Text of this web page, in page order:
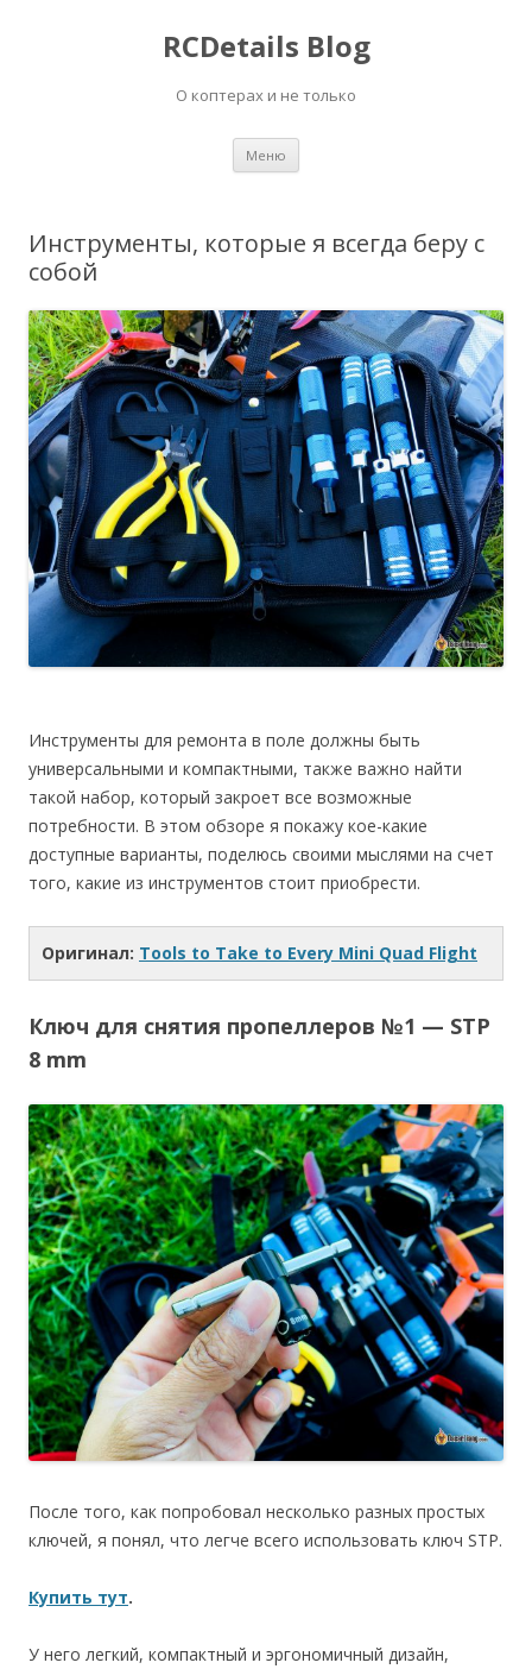
RCDetails Blog
О коптерах и не только
Меню
Инструменты, которые я всегда беру с
собой
Инструменты для ремонта в поле должны быть
универсальными и компактными, также важно найти
такой набор, который закроет все возможные
потребности. В этом обзоре я покажу кое-какие
доступные варианты, поделюсь своими мыслями на счет
того, какие из инструментов стоит приобрести.
Оригинал: Tools to Take to Every Mini Quad Flight
Ключ для снятия пропеллеров №1 — STP
8 mm
После того, как попробовал несколько разных простых
ключей, я понял, что легче всего использовать ключ STP.
Купить тут.
У него легкий, компактный и эргономичный дизайн,